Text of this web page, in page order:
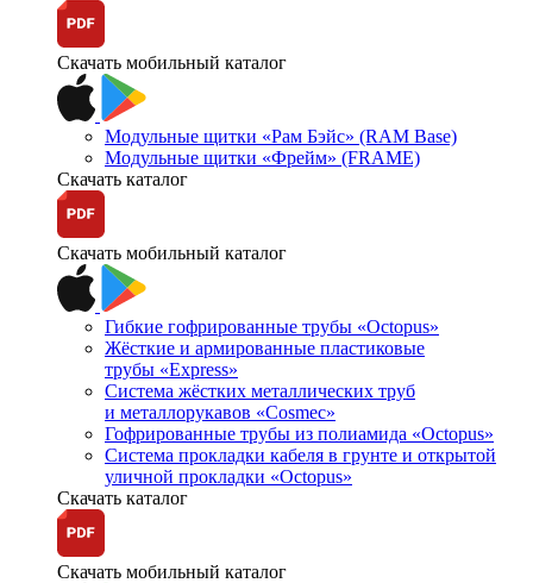
Скачать мобильный каталог
Модульные щитки «Рам Бэйс» (RAM Base)
Модульные щитки «Фрейм» (FRAME)
Скачать каталог
Скачать мобильный каталог
Гибкие гофрированные трубы «Octopus»
Жёсткие и армированные пластиковые
трубы «Express»
Система жёстких металлических труб
и металлорукавов «Cosmec»
Гофрированные трубы из полиамида «Octopus»
Система прокладки кабеля в грунте и открытой
уличной прокладки «Octopus»
Скачать каталог
Скачать мобильный каталог